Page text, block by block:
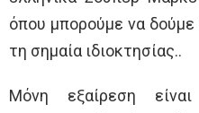
όπου μπορούμε να
τη σημαία ιδιοκτησίας..
Μόνη εξαίρεση